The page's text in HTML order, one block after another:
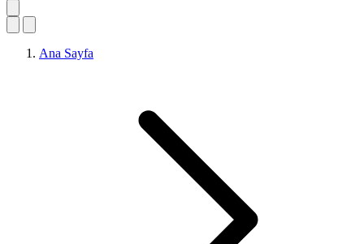
Ana Sayfa